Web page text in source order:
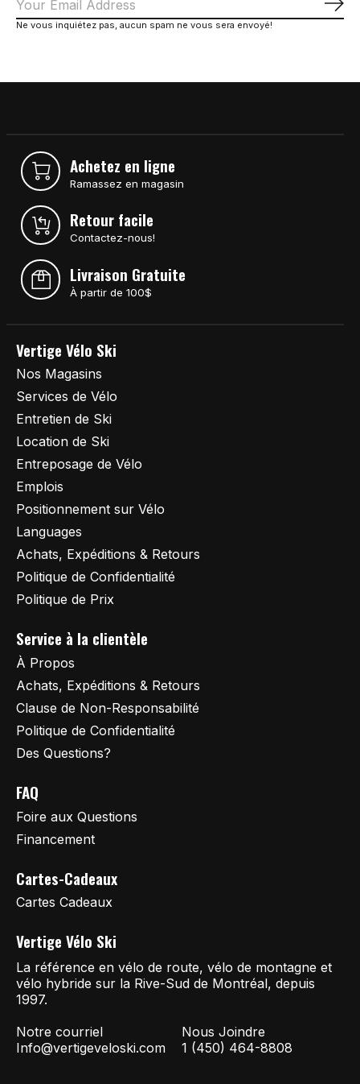
Ne vous inquiétez pas, aucun spam ne vous sera envoyé!
Achetez en ligne
Ramassez en magasin
Retour facile
Contactez-nous!
Livraison Gratuite
À partir de 100$
Vertige Vélo Ski
Nos Magasins
Services de Vélo
Entretien de Ski
Location de Ski
Entreposage de Vélo
Emplois
Positionnement sur Vélo
Languages
Achats, Expéditions & Retours
Politique de Confidentialité
Politique de Prix
Service à la clientèle
À Propos
Achats, Expéditions & Retours
Clause de Non-Responsabilité
Politique de Confidentialité
Des Questions?
FAQ
Foire aux Questions
Financement
Cartes-Cadeaux
Cartes Cadeaux
Vertige Vélo Ski
La référence en vélo de route, vélo de montagne et
vélo hybride sur la Rive-Sud de Montréal, depuis
1997.
Notre courriel
Info@vertigeveloski.com
Nous Joindre
1 (450) 464-8808